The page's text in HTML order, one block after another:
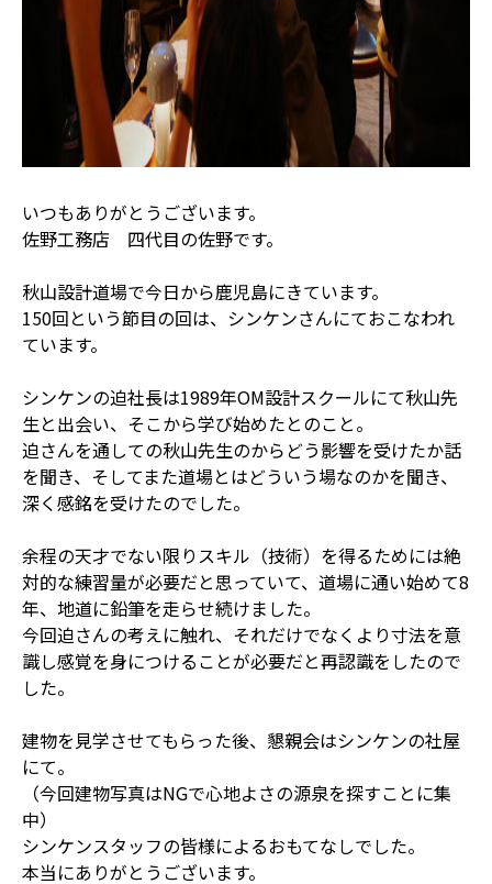
いつもありがとうございます。
佐野工務店 四代目の佐野です。
秋山設計道場で今日から鹿児島にきています。
150回という節目の回は、シンケンさんにておこなわれ
ています。
シンケンの迫社長は1989年OM設計スクールにて秋山先
生と出会い、そこから学び始めたとのこと。
迫さんを通しての秋山先生のからどう影響を受けたか話
を聞き、そしてまた道場とはどういう場なのかを聞き、
深く感銘を受けたのでした。
余程の天才でない限りスキル（技術）を得るためには絶
対的な練習量が必要だと思っていて、道場に通い始めて8
年、地道に鉛筆を走らせ続けました。
今回迫さんの考えに触れ、それだけでなくより寸法を意
識し感覚を身につけることが必要だと再認識をしたので
した。
建物を見学させてもらった後、懇親会はシンケンの社屋
にて。
（今回建物写真はNGで心地よさの源泉を探すことに集
中）
シンケンスタッフの皆様によるおもてなしでした。
本当にありがとうございます。